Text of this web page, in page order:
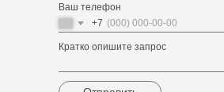
Ваш телефон
+7
Кратко опишите запрос